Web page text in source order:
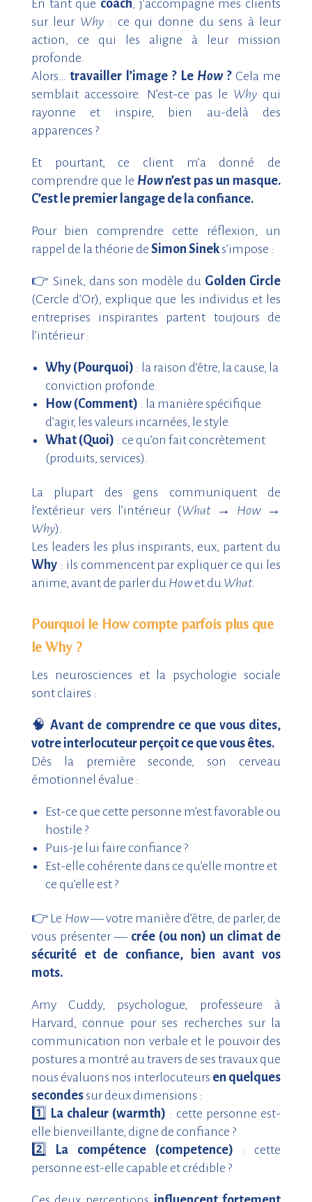
En tant que coach , j’accompagne mes clients
sur leur Why: ce qui donne du sens à leur
action, ce qui les aligne à leur mission
profonde.
Alors…travailler l’image ? Le How?Cela me
semblait accessoire. N’est-ce pas le Why qui
rayonne et inspire, bien au-delà des
apparences ?
Et pourtant, ce client m’a donné de
comprendre que le Hown’est pas un masque.
C’est le premier langage de la confiance.
Pour bien comprendre cette réflexion, un
rappel de la théorie de Simon Sineks’impose :
👉 Sinek, dans son modèle du Golden Circle
(Cercle d’Or), explique que les individus et les
entreprises inspirantes partent toujours de
l’intérieur :
Why (Pourquoi) : la raison d’être, la cause, la
conviction profonde.
How (Comment) : la manière spécifique
d’agir, les valeurs incarnées, le style.
What (Quoi) : ce qu’on fait concrètement
(produits, services).
La plupart des gens communiquent de
l’extérieur vers l’intérieur (What → How →
Why).
Les leaders les plus inspirants, eux, partent du
Why: ils commencent par expliquer ce qui les
anime, avant de parler du Howet du What.
Pourquoi le How compte parfois plus que
le Why ?
Les neurosciences et la psychologie sociale
sont claires :
🧠 Avant de comprendre ce que vous dites,
votre interlocuteur perçoit ce que vous êtes.
Dès la première seconde, son cerveau
émotionnel évalue :
Est-ce que cette personne m’est favorable ou
hostile ?
Puis-je lui faire confiance ?
Est-elle cohérente dans ce qu’elle montre et
ce qu’elle est ?
👉 Le How— votre manière d’être, de parler, de
vous présenter — crée (ou non) un climat de
sécurité et de confiance, bien avant vos
mots.
Amy Cuddy, psychologue, professeure à
Harvard, connue pour ses recherches sur la
communication non verbale et le pouvoir des
postures a montré au travers de ses travaux que
nous évaluons nos interlocuteurs en quelques
secondessur deux dimensions :
1️⃣
La chaleur (warmth) : cette personne est-
elle bienveillante, digne de confiance ?
2️⃣
La compétence (competence) : cette
personne est-elle capable et crédible ?